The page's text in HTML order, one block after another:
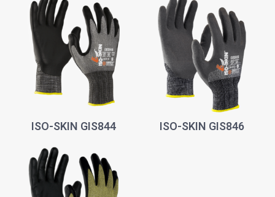
ISO-SKIN GIS844 ISO-SKIN GIS846